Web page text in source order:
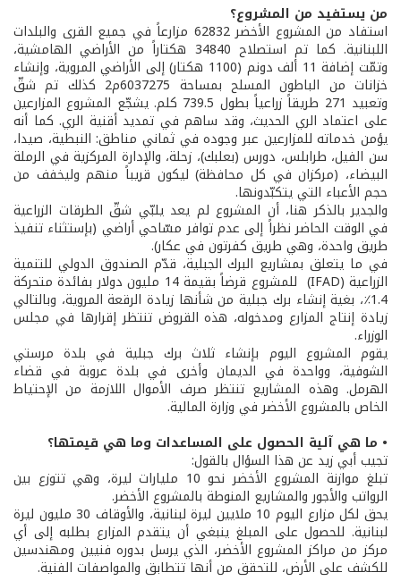
من يستفيد من المشروع؟
استفاد من المشروع الأخضر 62832 مزارعاً في جميع القرى والبلدات
اللبنانية. كما تم استصلاح 34840 هكتاراً من الأراضي الهامشية،
وتمّت إضافة 11 ألف دونم (1100 هكتار) إلى الأراضي المروية، وإنشاء
خزانات من الباطون المسلح بمساحة 6037275م2 كذلك تم شقّ
وتعبيد 271 طريقاً زراعياً بطول 739.5 كلم. يشجّع المشروع المزارعين
على اعتماد الري الحديث، وقد ساهم في تمديد أقنية الري. كما أنه
يؤمن خدماته للمزارعين عبر وجوده في ثماني مناطق: النبطية، صيدا،
سن الفيل، طرابلس، دورس (بعلبك)، زحلة، والإدارة المركزية في الرملة
البيضاء، (مركزان في كل محافظة) ليكون قريباً منهم وليخفف من
حجم الأعباء التي يتكبّدونها.
والجدير بالذكر هنا، أن المشروع لم يعد يلبّي شقّ الطرقات الزراعية
في الوقت الحاضر نظراً إلى عدم توافر مسّاحي أراضي (بإستثناء تنفيذ
طريق واحدة، وهي طريق كفرتون في عكار).
في ما يتعلق بمشاريع البرك الجبلية، قدّم الصندوق الدولي للتنمية
الزراعية (IFAD) للمشروع قرضاً بقيمة 14 مليون دولار بفائدة متحركة
1.4٪، بغية إنشاء برك جبلية من شأنها زيادة الرقعة المروية، وبالتالي
زيادة إنتاج المزارع ومدخوله، هذه القروض تنتظر إقرارها في مجلس
الوزراء.
يقوم المشروع اليوم بإنشاء ثلاث برك جبلية في بلدة مرستي
الشوفية، وواحدة في الديمان وأخرى في بلدة عروبة في قضاء
الهرمل. وهذه المشاريع تنتظر صرف الأموال اللازمة من الإحتياط
الخاص بالمشروع الأخضر في وزارة المالية.
• ما هي آلية الحصول على المساعدات وما هي قيمتها؟
تجيب أبي زيد عن هذا السؤال بالقول:
تبلغ موازنة المشروع الأخضر نحو 10 مليارات ليرة، وهي تتوزع بين
الرواتب والأجور والمشاريع المنوطة بالمشروع الأخضر.
يحق لكل مزارع اليوم 10 ملايين ليرة لبنانية، والأوقاف 30 مليون ليرة
لبنانية. للحصول على المبلغ ينبغي أن يتقدم المزارع بطلبه إلى أي
مركز من مراكز المشروع الأخضر، الذي يرسل بدوره فنيين ومهندسين
للكشف على الأرض، للتحقق من أنها تتطابق والمواصفات الفنية.